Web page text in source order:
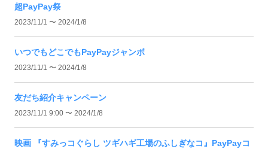
超PayPay祭
2023/11/1 〜 2024/1/8
いつでもどこでもPayPayジャンボ
2023/11/1 〜 2024/1/8
友だち紹介キャンペーン
2023/11/1 9:00 〜 2024/1/8
映画 『すみっコぐらし ツギハギ工場のふしぎなコ』PayPayコ